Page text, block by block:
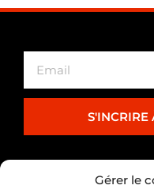
Gérer le
S'INCRIRE